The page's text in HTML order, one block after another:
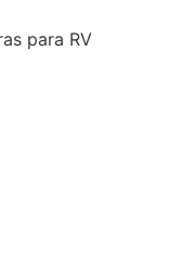
para RV